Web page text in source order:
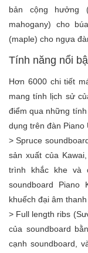
bản cộng hưởng
mahogany) cho
(maple) cho ngựa
Tính năng nổi
Hơn 6000 chi tiết
mang tính lịch sử
điểm qua những
dụng trên đàn Piano
> Spruce
sản xuất của
trình khắc khe và
soundboard
khuếch đại âm
> Full length ribs
của soundboard
cạnh soundboard,